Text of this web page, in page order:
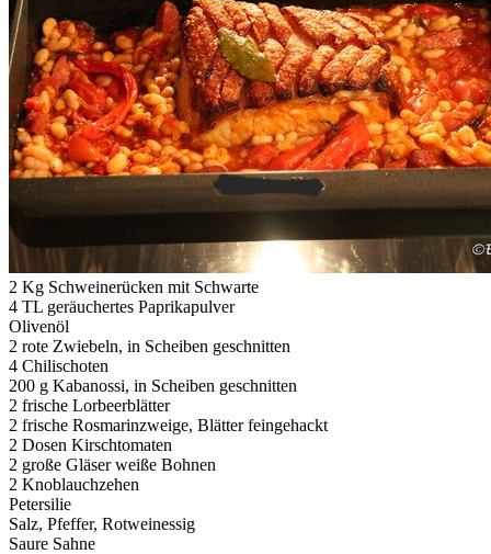
2 Kg Schweinerücken mit Schwarte
4 TL geräuchertes Paprikapulver
Olivenöl
2 rote Zwiebeln, in Scheiben geschnitten
4 Chilischoten
200 g Kabanossi, in Scheiben geschnitten
2 frische Lorbeerblätter
2 frische Rosmarinzweige, Blätter feingehackt
2 Dosen Kirschtomaten
2 große Gläser weiße Bohnen
2 Knoblauchzehen
Petersilie
Salz, Pfeffer, Rotweinessig
Saure Sahne